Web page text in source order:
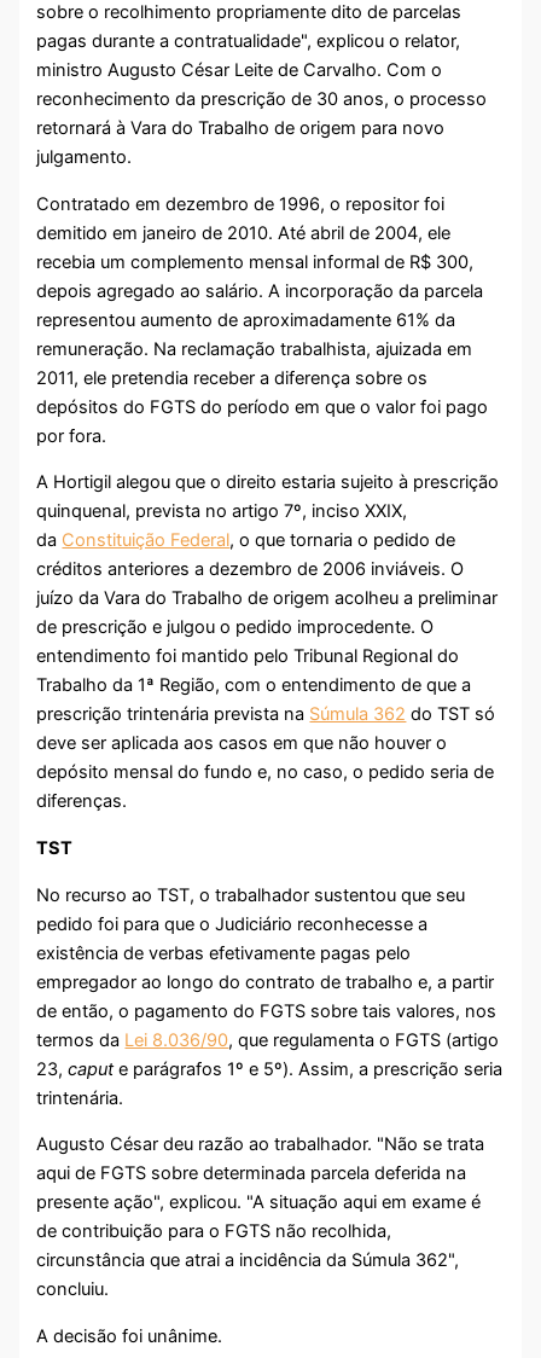
sobre o recolhimento propriamente dito de parcelas
pagas durante a contratualidade", explicou o relator,
ministro Augusto César Leite de Carvalho. Com o
reconhecimento da prescrição de 30 anos, o processo
retornará à Vara do Trabalho de origem para novo
julgamento.
Contratado em dezembro de 1996, o repositor foi
demitido em janeiro de 2010. Até abril de 2004, ele
recebia um complemento mensal informal de R$ 300,
depois agregado ao salário. A incorporação da parcela
representou aumento de aproximadamente 61% da
remuneração. Na reclamação trabalhista, ajuizada em
2011, ele pretendia receber a diferença sobre os
depósitos do FGTS do período em que o valor foi pago
por fora.
A Hortigil alegou que o direito estaria sujeito à prescrição
quinquenal, prevista no artigo 7º, inciso XXIX,
da Constituição Federal, o que tornaria o pedido de
créditos anteriores a dezembro de 2006 inviáveis. O
juízo da Vara do Trabalho de origem acolheu a preliminar
de prescrição e julgou o pedido improcedente. O
entendimento foi mantido pelo Tribunal Regional do
Trabalho da 1ª Região, com o entendimento de que a
prescrição trintenária prevista na Súmula 362 do TST só
deve ser aplicada aos casos em que não houver o
depósito mensal do fundo e, no caso, o pedido seria de
diferenças.
TST
No recurso ao TST, o trabalhador sustentou que seu
pedido foi para que o Judiciário reconhecesse a
existência de verbas efetivamente pagas pelo
empregador ao longo do contrato de trabalho e, a partir
de então, o pagamento do FGTS sobre tais valores, nos
termos da Lei 8.036/90, que regulamenta o FGTS (artigo
23,capute parágrafos 1º e 5º). Assim, a prescrição seria
trintenária.
Augusto César deu razão ao trabalhador. "Não se trata
aqui de FGTS sobre determinada parcela deferida na
presente ação", explicou. "A situação aqui em exame é
de contribuição para o FGTS não recolhida,
circunstância que atrai a incidência da Súmula 362",
concluiu.
A decisão foi unânime.